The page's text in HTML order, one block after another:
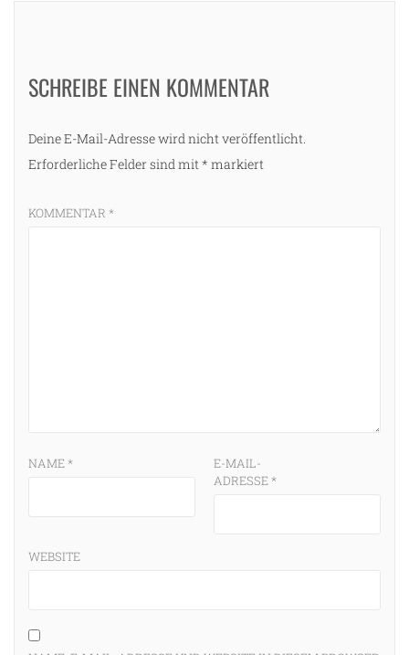
SCHREIBE EINEN KOMMENTAR
Deine E-Mail-Adresse wird nicht veröffentlicht.
Erforderliche Felder sind mit * markiert
KOMMENTAR *
NAME*
E-MAIL-
ADRESSE*
WEBSITE